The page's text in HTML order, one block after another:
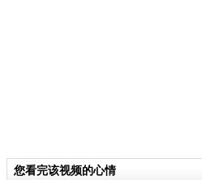
您看完该视频的心情